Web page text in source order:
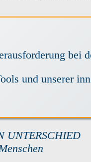
bei
und unserer
UNTERSCHIED